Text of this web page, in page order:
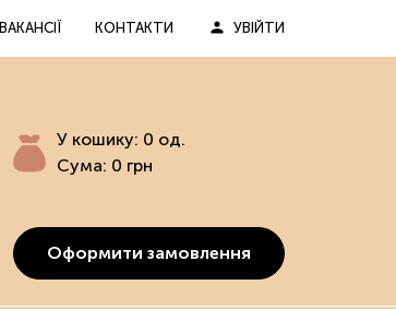
ВАКАНСІЇ КОНТАКТИ УВІЙТИ
У кошику: 0 од.
Сума: 0 грн
Оформити замовлення